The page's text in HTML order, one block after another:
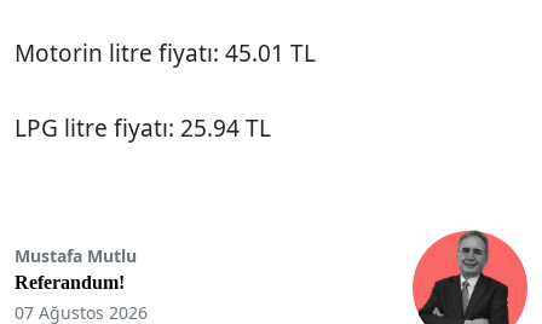
Motorin litre fiyatı: 45.01 TL
LPG litre fiyatı: 25.94 TL
Mustafa Mutlu
Referandum!
07 Ağustos 2026